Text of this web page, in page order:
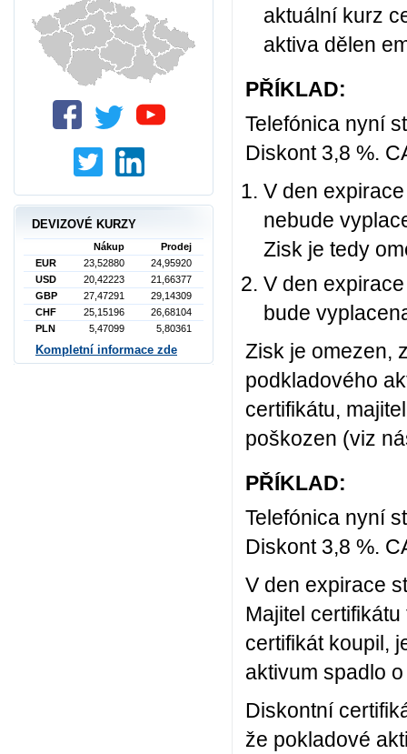
aktuální kurz
aktiva dělen
PŘÍKLAD:
Telefónica nyní
Diskont 3,8 %.
V den
nebude
Zisk je tedy
V den
bude
Zisk je omezen,
podkladového
certifikátu,
poškozen (viz
PŘÍKLAD:
Telefónica nyní
Diskont 3,8 %.
V den expirace
Majitel
certifikát koupil,
aktivum spadlo
Diskontní
že pokladové
DEVIZOVÉ KURZY
Nákup
Prodej
EUR
23,52880
24,95920
USD
20,42223
21,66377
GBP
27,47291
29,14309
CHF
25,15196
26,68104
PLN
5,47099 5,80361
Kompletní informace zde